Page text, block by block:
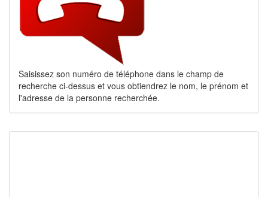
Saisissez son numéro de téléphone dans le champ de
recherche ci-dessus et vous obtiendrez le nom, le prénom et
l'adresse de la personne recherchée.